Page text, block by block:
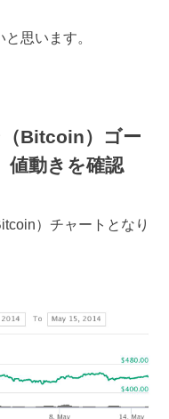
思います。
Bitcoin）ゴー
値動きを確認
）チャートとなり